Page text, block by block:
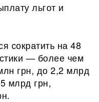
льгот и
сократить на 48
— более чем
грн, до 2,2 млрд
млрд грн,